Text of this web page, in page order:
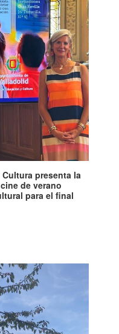
presenta la
de verano
para el final